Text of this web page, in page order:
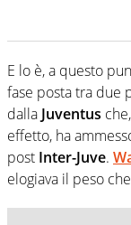
E lo è, a questo
fase posta tra due
dalla Juventus
effetto, ha
post Inter-Juve.
elogiava il peso